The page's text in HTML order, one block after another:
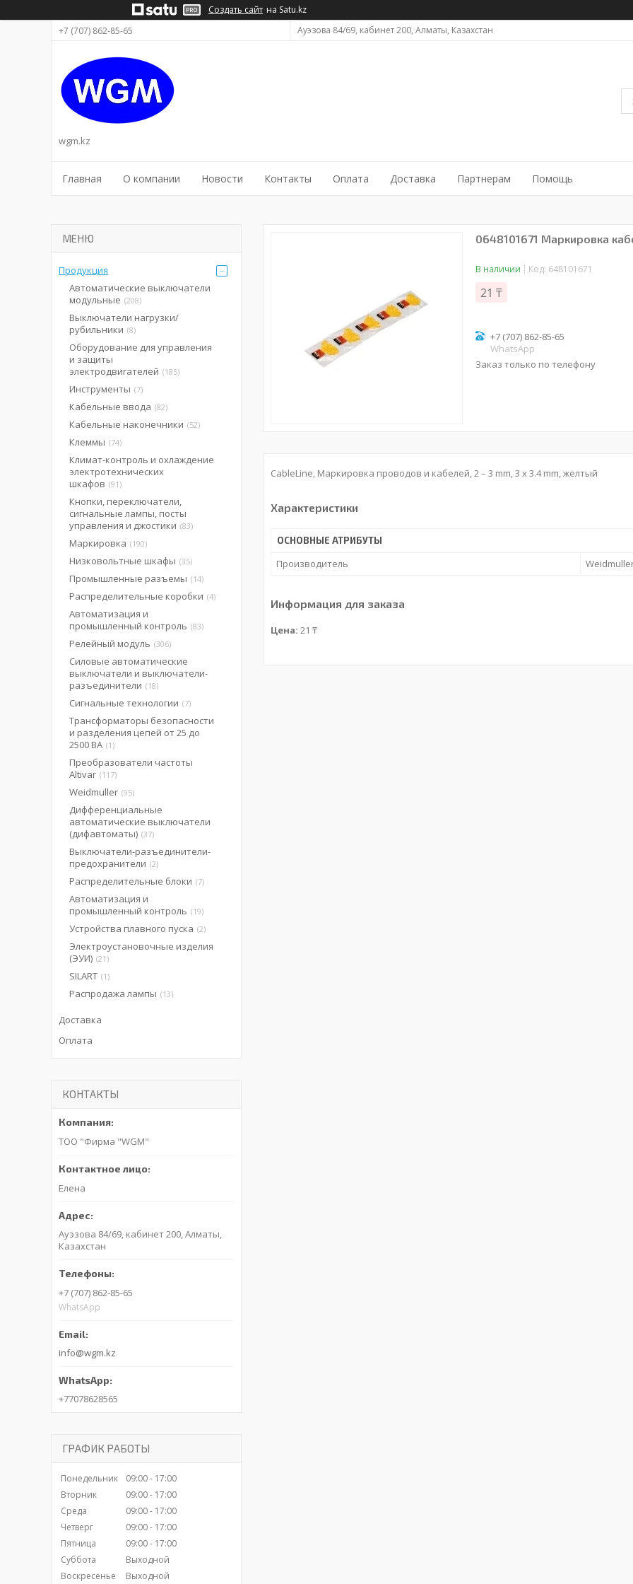
Создать сайт на Satu.kz
+7 (707) 862-85-65
Ауэзова 84/69, кабинет 200, Алматы, Казахстан
wgm.kz
Главная О компании Новости Контакты Оплата Доставка Партнерам Помощь
0648101671 Маркировка
В наличии Код: 648101671
21 ₸
+7 (707) 862-85-65
WhatsApp
Заказ только по телефону
CableLine, Маркировка проводов и кабелей, 2 – 3 mm, 3 x 3.4 mm, желтый
Характеристики
ОСНОВНЫЕ АТРИБУТЫ
Производитель
Информация для заказа
Цена: 21 ₸
Продукция
Автоматические выключатели
модульные 208
Выключатели нагрузки/
рубильники 8
Оборудование для управления
и защиты
электродвигателей
185
Инструменты 7
Кабельные ввода 82
Кабельные наконечники 52
Клеммы 74
Климат-контроль и охлаждение
электротехнических
шкафов 91
Кнопки, переключатели,
сигнальные лампы, посты
управления и джостики 83
Маркировка 190
Низковольтные шкафы 35
Промышленные разъемы 14
Распределительные коробки 4
Автоматизация и
промышленный контроль 83
Релейный модуль 306
Силовые автоматические
выключатели и выключатели-
разъединители
18
Сигнальные технологии 7
Трансформаторы безопасности
и разделения цепей от 25 до
2500 ВА 1
Преобразователи частоты
Altivar 117
Weidmuller 95
Дифференциальные
автоматические выключатели
(дифавтоматы) 37
Выключатели-разъединители-
предохранители 2
Распределительные блоки 7
Автоматизация и
промышленный контроль
19
Устройства плавного пуска 2
Электроустановочные изделия
(ЭУИ) 21
SILART 1
Распродажа лампы 13
Доставка
Оплата
КОНТАКТЫ
ТОО "Фирма "WGM"
Елена
Ауэзова 84/69, кабинет 200, Алматы,
Казахстан
+7 (707) 862-85-65
WhatsApp
info@wgm.kz
+77078628565
ГРАФИК РАБОТЫ
Понедельник 09:00
17:00
Вторник
09:00
17:00
Среда
09:00
17:00
Четверг
09:00
17:00
Пятница
09:00
17:00
Суббота
Выходной
Воскресенье
Выходной